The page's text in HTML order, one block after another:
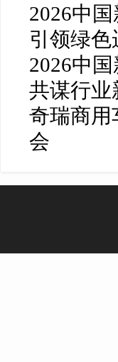
2026中
引领绿色
2026中
共谋行业
奇瑞商用
会